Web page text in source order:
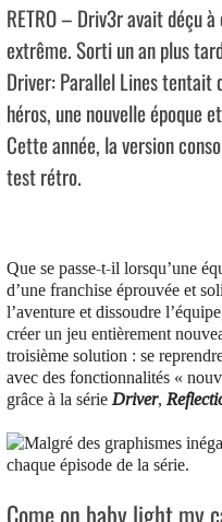
RETRO – Driv3r avait déçu
extrême. Sorti un an plus
Driver: Parallel Lines tentait
héros, une nouvelle époque
Cette année, la version
test rétro.
Que se passe-t-il lorsqu’une
d’une franchise éprouvée et
l’aventure et dissoudre
créer un jeu entièrement
troisième solution : se
avec des fonctionnalités «
grâce à la série Driver,
Come on baby light my